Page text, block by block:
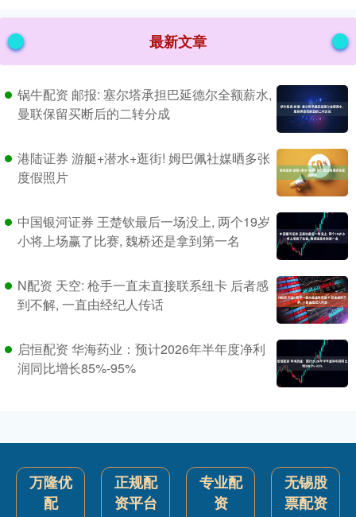
最新文章
锅牛配资 邮报: 塞尔塔承担巴延德尔全额薪水,
曼联保留买断后的二转分成
港陆证券 游艇+潜水+逛街! 姆巴佩社媒晒多张
度假照片
中国银河证券 王楚钦最后一场没上, 两个19岁
小将上场赢了比赛, 魏桥还是拿到第一名
N配资 天空: 枪手一直未直接联系纽卡 后者感
到不解, 一直由经纪人传话
启恒配资 华海药业：预计2026年半年度净利
润同比增长85%-95%
万隆优
配
正规配
资平台
专业配
资
无锡股
票配资